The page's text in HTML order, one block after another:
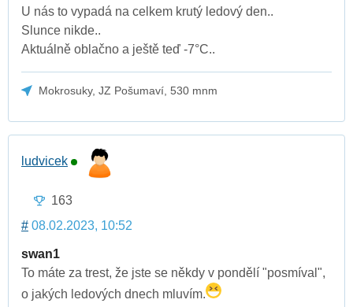
U nás to vypadá na celkem krutý ledový den..
Slunce nikde..
Aktuálně oblačno a ještě teď -7°C..
Mokrosuky, JZ Pošumaví, 530 mnm
ludvicek
163
# 08.02.2023, 10:52
swan1
To máte za trest, že jste se někdy v pondělí "posmíval",
o jakých ledových dnech mluvím.